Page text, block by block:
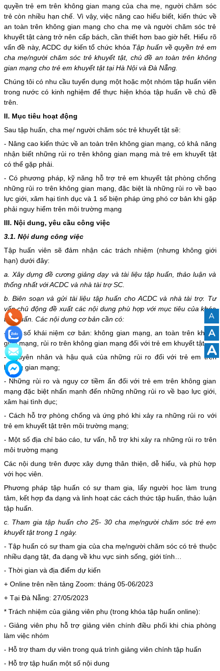
quyền trẻ em trên không gian mạng của cha mẹ, người chăm sóc
trẻ còn nhiều hạn chế. Vì vậy, việc nâng cao hiểu biết, kiến thức về
an toàn trên không gian mạng cho cha mẹ và người chăm sóc trẻ
khuyết tật càng trở nên cấp bách, cần thiết hơn bao giờ hết. Hiểu rõ
vấn đề này, ACDC dự kiến tổ chức khóa Tập huấn về quyền trẻ em
cha mẹ/người chăm sóc trẻ khuyết tật, chủ đề an toàn trên không
gian mạng cho trẻ em khuyết tật tại Hà Nội và Đà Nẵng.
Chúng tôi có nhu cầu tuyển dụng một hoặc một nhóm tập huấn viên
trong nước có kinh nghiệm để thực hiện khóa tập huấn về chủ đề
trên.
II. Mục tiêu hoạt động
Sau tập huấn, cha mẹ/ người chăm sóc trẻ khuyết tật sẽ:
- Nâng cao kiến thức về an toàn trên không gian mạng, có khả năng
nhận biết những rủi ro trên không gian mạng mà trẻ em khuyết tật
có thể gặp phải.
- Có phương pháp, kỹ năng hỗ trợ trẻ em khuyết tật phòng chống
những rủi ro trên không gian mạng, đặc biệt là những rủi ro về bạo
lực giới, xâm hại tình dục và 1 số biện pháp ứng phó cơ bản khi gặp
phải nguy hiểm trên môi trường mạng
III. Nội dung, yêu cầu công việc
3.1. Nội dung công việc
Tập huấn viên sẽ đảm nhận các trách nhiệm (nhưng không giới
hạn) dưới đây:
a. Xây dựng đề cương giảng dạy và tài liệu tập huấn, thảo luận và
thống nhất với ACDC và nhà tài trợ SC.
b. Biên soạn và gửi tài liệu tập huấn cho ACDC và nhà tài trợ. Tư
vấn chủ động đề xuất các nội dung phù hợp với mục tiêu của khóa
tập huấn. Các nội dung cơ bản cần có:
- Một số khái niệm cơ bản: không gian mạng, an toàn trên không
gian mạng, rủi ro trên không gian mạng đối với trẻ em khuyết tật...
- Nguyên nhân và hậu quả của những rủi ro đối với trẻ em trên
không gian mạng;
- Những rủi ro và nguy cơ tiềm ẩn đối với trẻ em trên không gian
mạng đặc biệt nhấn mạnh đến những những rủi ro về bạo lực giới,
xâm hại tình dục;
- Cách hỗ trợ phòng chống và ứng phó khi xảy ra những rủi ro với
trẻ em khuyết tật trên môi trường mạng;
- Một số địa chỉ báo cáo, tư vấn, hỗ trợ khi xảy ra những rủi ro trên
môi trường mạng
Các nội dung trên được xây dựng thân thiện, dễ hiểu, và phù hợp
với học viên.
Phương pháp tập huấn có sự tham gia, lấy người học làm trung
tâm, kết hợp đa dạng và linh hoạt các cách thức tập huấn, thảo luận
tập huấn.
c. Tham gia tập huấn cho 25- 30 cha mẹ/người chăm sóc trẻ em
khuyết tật trong 1 ngày.
- Tập huấn có sự tham gia của cha mẹ/người chăm sóc có trẻ thuộc
nhiều dạng tật, đa dạng về khu vực sinh sống, giới tính…
- Thời gian và địa điểm dự kiến
+ Online trên nền tảng Zoom: tháng 05-06/2023
+ Tại Đà Nẵng: 27/05/2023
* Trách nhiệm của giảng viên phụ (trong khóa tập huấn online):
- Giảng viên phụ hỗ trợ giảng viên chính điều phối khi chia phòng
làm việc nhóm
- Hỗ trợ tham dự viên trong quá trình giảng viên chính tập huấn
- Hỗ trợ tập huấn một số nội dung
A
A
A